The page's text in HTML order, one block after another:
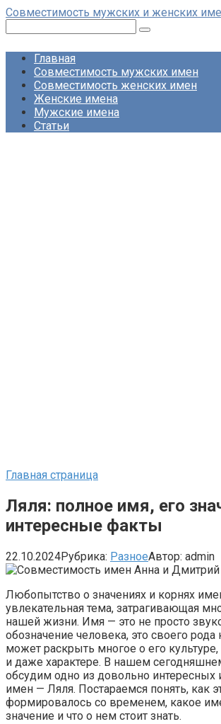
Перейти
контенту
Совместимость мужских и женских
Главная
Совместимость мужских имен
Совместимость женских имен
Женские имена
Мужские имена
Статьи
Главная страница
Ляля: полное имя, его
интересные факты
22.10.2024Рубрика: РазноеАвтор: admin
Любопытство о значениях и корнях
увлекательная тема, затрагивающая
нашей жизни. Имя — это не просто
обозначение человека, это своего
может раскрыть многое о его
и даже характере. В нашем
обсудим одно из довольно интересных
имен — Ляля. Постараемся понять, как
формировалось со временем, какое
значение и что о нем стоит знать.